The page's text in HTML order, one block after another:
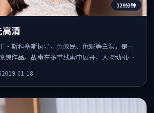
129分钟
高清
·斯科塞斯执导，黄政民、倪妮等主演，是一
悚作品。故事在多重线索中展开，人物动机与
2019-01-18